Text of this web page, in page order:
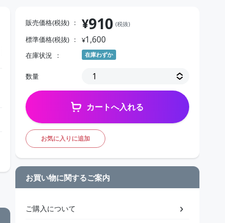
販売価格(税抜) ¥910 (税抜)
標準価格(税抜) ¥1,600
在庫状況 在庫わずか
数量
カートへ入れる
お気に入りに追加
お買い物に関するご案内
ご購入について